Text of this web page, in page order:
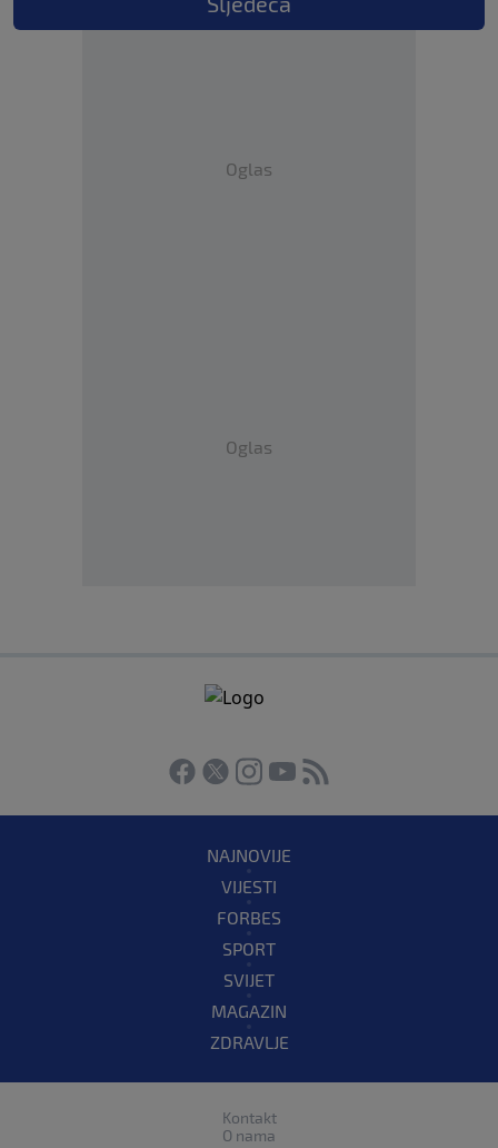
Oglas
Oglas
NAJNOVIJE
VIJESTI
FORBES
SPORT
SVIJET
MAGAZIN
ZDRAVLJE
Kontakt
O nama